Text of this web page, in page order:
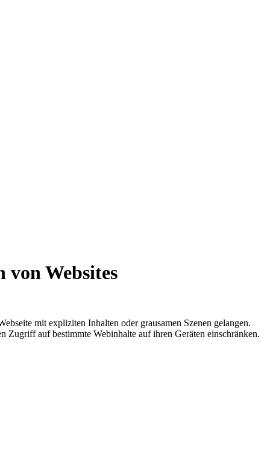
von Websites
mit expliziten Inhalten oder grausamen Szenen gelangen.
auf bestimmte Webinhalte auf ihren Geräten einschränken.